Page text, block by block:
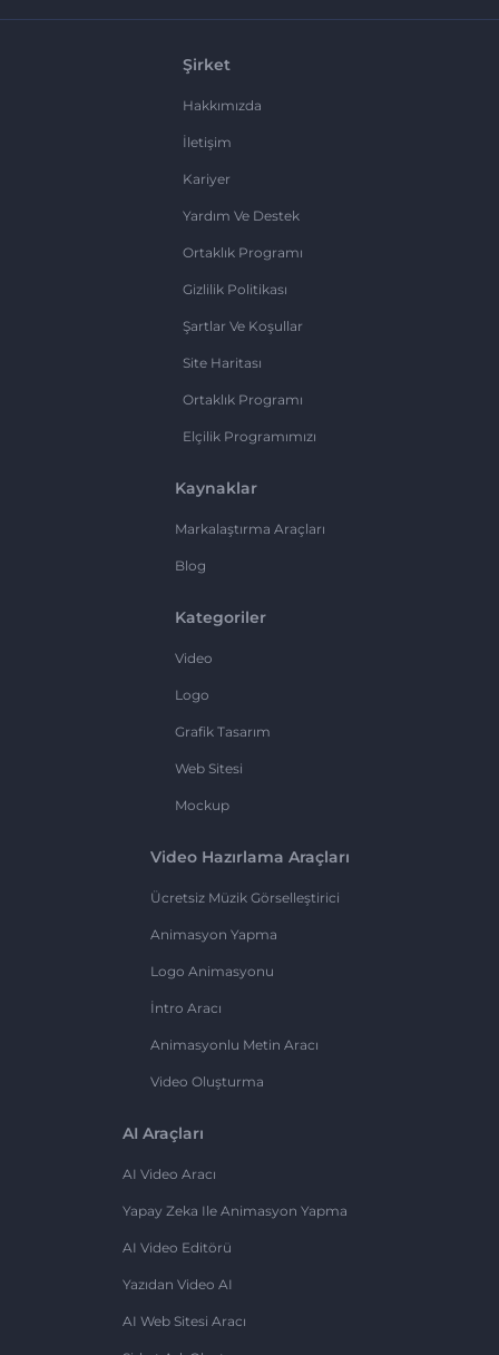
Şirket
Hakkımızda
İletişim
Kariyer
Yardım Ve Destek
Ortaklık Programı
Gizlilik Politikası
Şartlar Ve Koşullar
Site Haritası
Ortaklık Programı
Elçilik Programımızı
Kaynaklar
Markalaştırma Araçları
Blog
Kategoriler
Video
Logo
Grafik Tasarım
Web Sitesi
Mockup
Video Hazırlama Araçları
Ücretsiz Müzik Görselleştirici
Animasyon Yapma
Logo Animasyonu
İntro Aracı
Animasyonlu Metin Aracı
Video Oluşturma
AI Araçları
AI Video Aracı
Yapay Zeka Ile Animasyon Yapma
AI Video Editörü
Yazıdan Video AI
AI Web Sitesi Aracı